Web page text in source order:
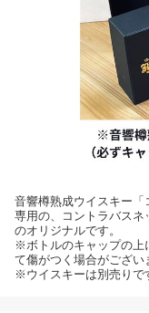
音響樽熟成ウイスキー
専用の、コントラバスネ
のオリジナルです。
※ボトルのキャップの上
て傷がつく場合がござい
※ウイスキーは別売りで